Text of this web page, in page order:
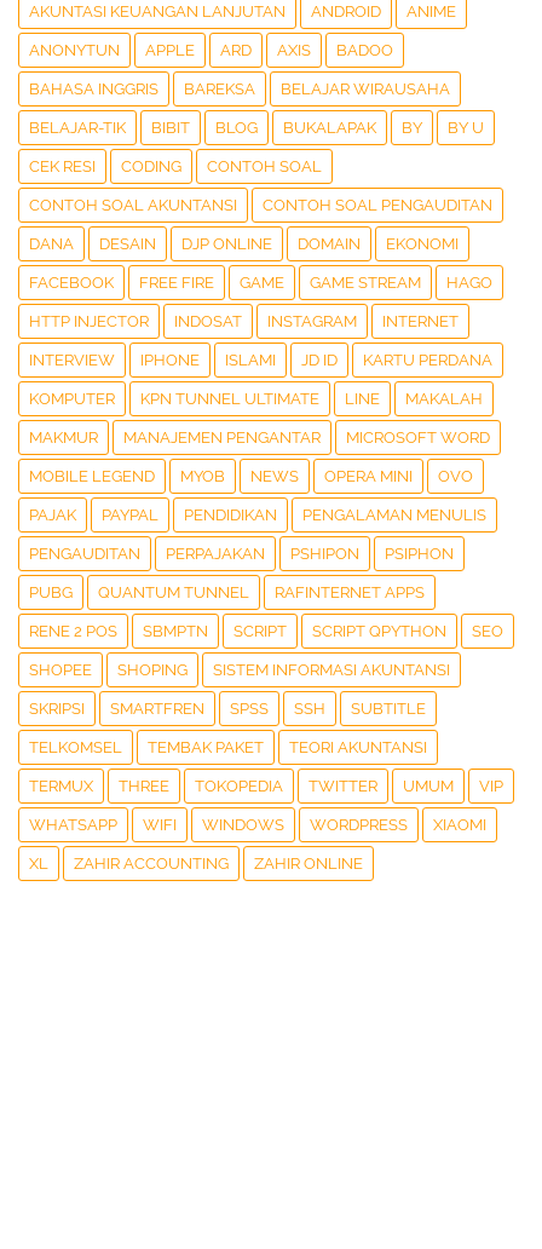
AKUNTASI KEUANGAN LANJUTAN ANDROID ANIME
ANONYTUN APPLE ARD AXIS BADOO
BAHASA INGGRIS BAREKSA BELAJAR WIRAUSAHA
BELAJAR-TIK BIBIT BLOG BUKALAPAK BY BY U
CEK RESI CODING CONTOH SOAL
CONTOH SOAL AKUNTANSI CONTOH SOAL PENGAUDITAN
DANA DESAIN DJP ONLINE DOMAIN EKONOMI
FACEBOOK FREE FIRE GAME GAME STREAM HAGO
HTTP INJECTOR INDOSAT INSTAGRAM INTERNET
INTERVIEW IPHONE ISLAMI JD ID KARTU PERDANA
KOMPUTER KPN TUNNEL ULTIMATE LINE MAKALAH
MAKMUR MANAJEMEN PENGANTAR MICROSOFT WORD
MOBILE LEGEND MYOB NEWS OPERA MINI OVO
PAJAK PAYPAL PENDIDIKAN PENGALAMAN MENULIS
PENGAUDITAN PERPAJAKAN PSHIPON PSIPHON
PUBG QUANTUM TUNNEL RAFINTERNET APPS
RENE 2 POS SBMPTN SCRIPT SCRIPT QPYTHON SEO
SHOPEE SHOPING SISTEM INFORMASI AKUNTANSI
SKRIPSI SMARTFREN SPSS SSH SUBTITLE
TELKOMSEL TEMBAK PAKET TEORI AKUNTANSI
TERMUX THREE TOKOPEDIA TWITTER UMUM VIP
WHATSAPP WIFI WINDOWS WORDPRESS XIAOMI
XL ZAHIR ACCOUNTING ZAHIR ONLINE